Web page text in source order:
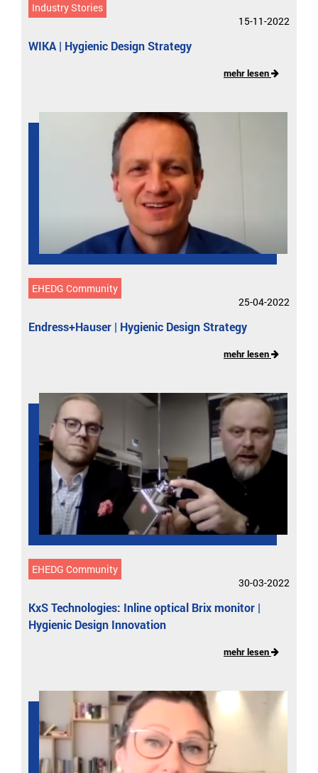
Industry Stories
15-11-2022
WIKA | Hygienic Design Strategy
mehr lesen
EHEDG Community
25-04-2022
Endress+Hauser | Hygienic Design Strategy
mehr lesen
EHEDG Community
30-03-2022
KxS Technologies: Inline optical Brix monitor |
Hygienic Design Innovation
mehr lesen